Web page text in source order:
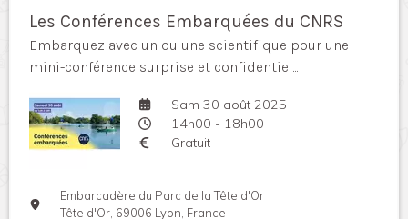
Les Conférences Embarquées du CNRS
Embarquez avec un ou une scientifique pour une
mini-conférence surprise et confidentiel...
Sam 30 août 2025
14h00 - 18h00
Gratuit
Embarcadère du Parc de la Tête d'Or
Tête d'Or, 69006 Lyon, France